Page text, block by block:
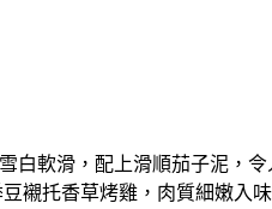
軟滑，配上滑順茄⼦泥，
襯托香草烤雞，⾁質細嫩入